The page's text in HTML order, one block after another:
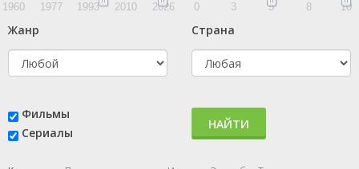
1960 1977 1993 2010 2026 0 3 5 8 10
Жанр Страна
Фильмы
Сериалы
НАЙТИ